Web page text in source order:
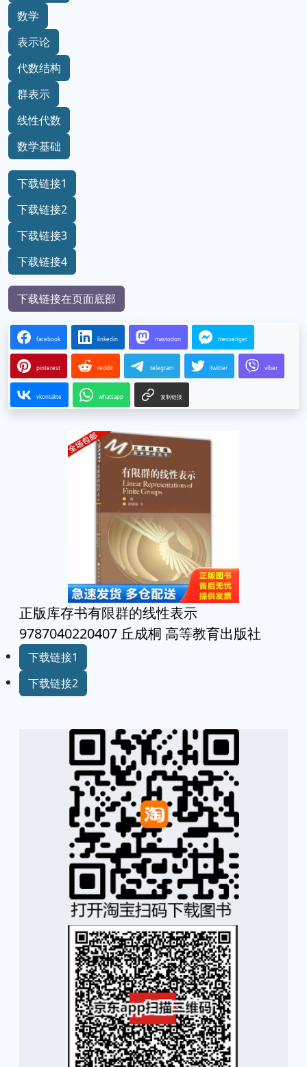
数学
表示论
代数结构
群表示
线性代数
数学基础
下载链接1
下载链接2
下载链接3
下载链接4
下载链接在页面底部
facebook linkedin mastodon messenger
pinterest reddit telegram twitter viber
vkontakte whatsapp 复制链接
正版库存书有限群的线性表示
9787040220407 丘成桐 高等教育出版社
下载链接1
下载链接2